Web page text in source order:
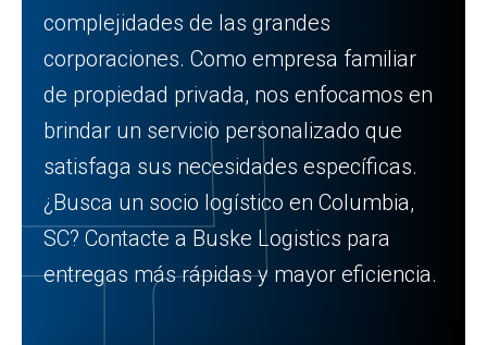
complejidades de las grandes
corporaciones. Como empresa familiar
de propiedad privada, nos enfocamos en
brindar un servicio personalizado que
satisfaga sus necesidades específicas.
¿Busca un socio logístico en Columbia,
SC? Contacte a Buske Logistics para
entregas más rápidas y mayor eficiencia.